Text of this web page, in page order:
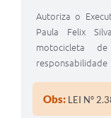
Autoriza o
Paula Felix
motocicleta
Obs: LEI Nº